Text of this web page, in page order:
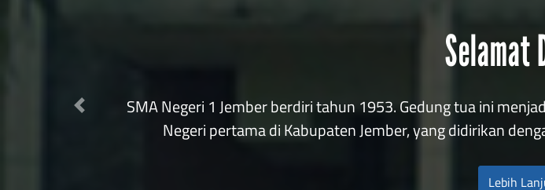
Visi
"MEWUJUDKAN PESERTA DIDIK YANG
Lebih
Previous